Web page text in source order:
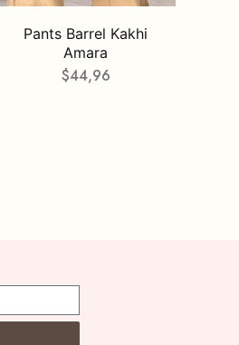
Pants Barrel Kakhi
Amara
$44,96